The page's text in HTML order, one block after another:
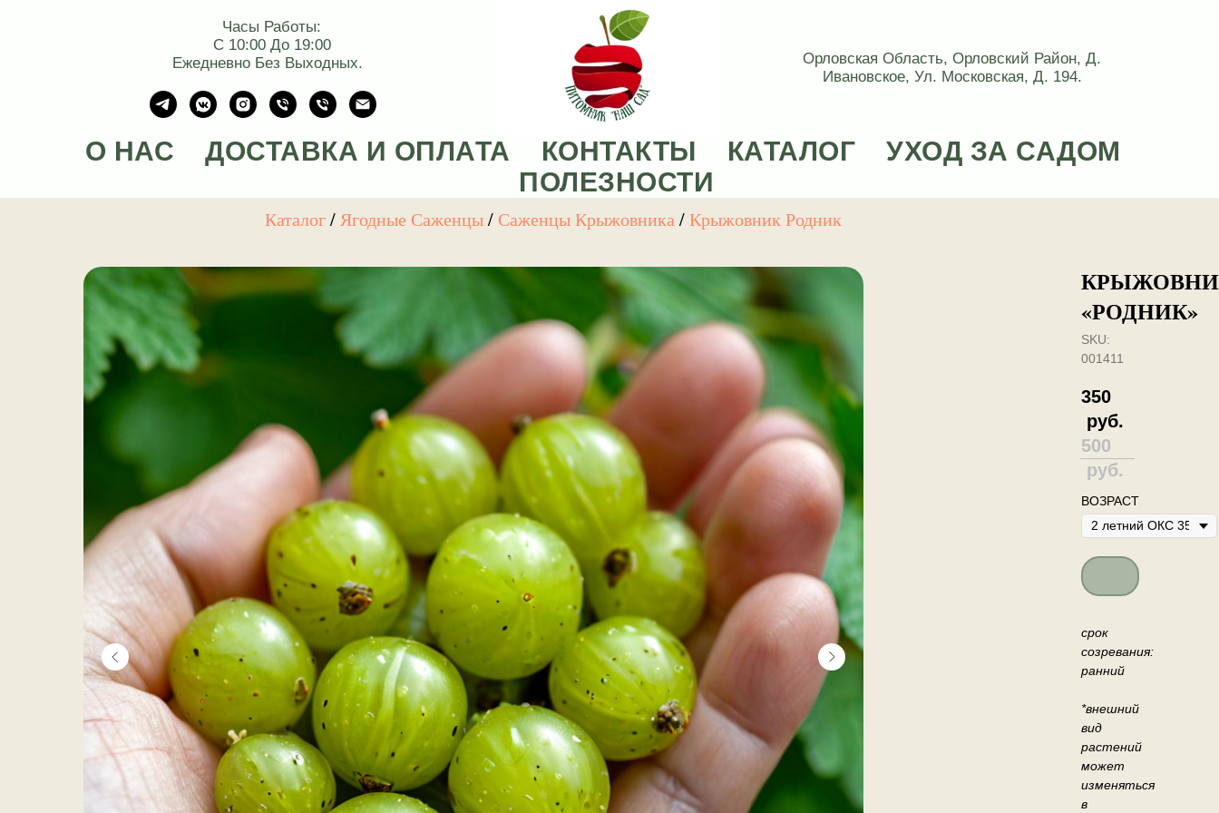
Часы Работы:
С 10:00 До 19:00
Ежедневно Без Выходных.
Орловская Область, Орловский Район, Д.
Ивановское, Ул. Московская, Д. 194.
О НАС ДОСТАВКА И ОПЛАТА КОНТАКТЫ КАТАЛОГ
УХОД ЗА САДОМ
ПОЛЕЗНОСТИ
Каталог/Ягодные Саженцы/ Саженцы Крыжовника/Крыжовник Родник
«РОДНИК»
SKU:
001411
350
руб.
500
руб.
ВОЗРАСТ
Out of stock
срок
созревания:
ранний
*внешний
вид
растений
может
изменяться
в